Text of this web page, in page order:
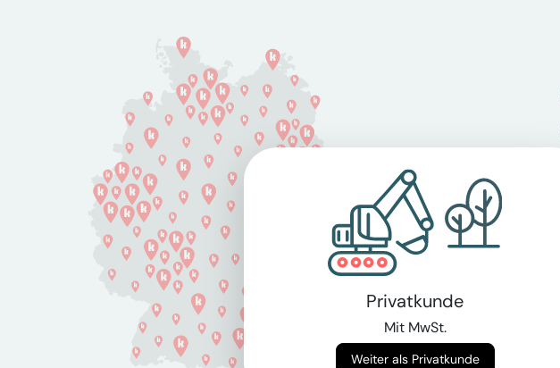
Privatkunde
Mit MwSt.
Weiter als Privatkunde